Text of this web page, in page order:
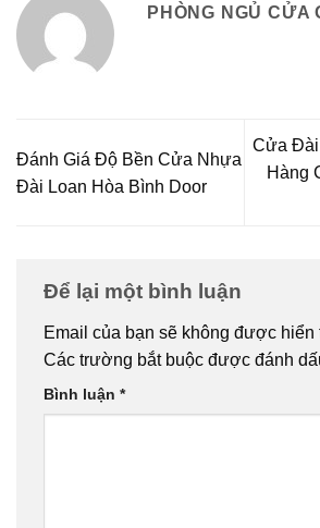
PHÒNG NGỦ CỬA
Đánh Giá Độ Bền Cửa Nhựa
Đài Loan Hòa Bình Door
Cửa Đài
Hàng
Để lại một bình luận
Email của bạn sẽ không được hiển
Các trường bắt buộc được đánh
Bình luận *